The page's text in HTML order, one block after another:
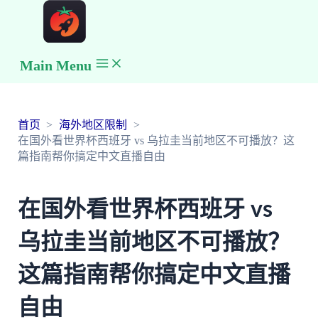
Main Menu
首页
海外地区限制
在国外看世界杯西班牙 vs 乌拉圭当前地区不可播放？这
篇指南帮你搞定中文直播自由
在国外看世界杯西班牙 vs
乌拉圭当前地区不可播放？
这篇指南帮你搞定中文直播
自由